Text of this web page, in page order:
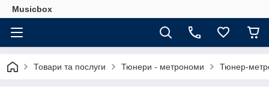
Musicbox
Товари та послуги Тюнери - метрономи Тюнер-